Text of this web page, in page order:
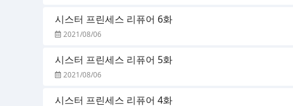
시스터 프린세스 리퓨어 6화
2021/08/06
시스터 프린세스 리퓨어 5화
2021/08/06
시스터 프린세스 리퓨어 4화